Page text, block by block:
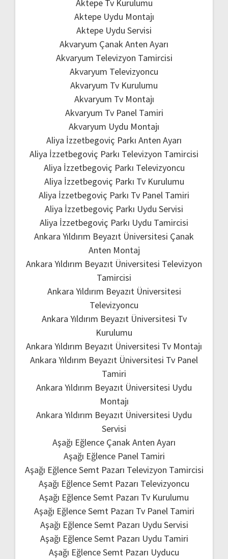
Aktepe Tv Kurulumu
Aktepe Uydu Montajı
Aktepe Uydu Servisi
Akvaryum Çanak Anten Ayarı
Akvaryum Televizyon Tamircisi
Akvaryum Televizyoncu
Akvaryum Tv Kurulumu
Akvaryum Tv Montajı
Akvaryum Tv Panel Tamiri
Akvaryum Uydu Montajı
Aliya İzzetbegoviç Parkı Anten Ayarı
Aliya İzzetbegoviç Parkı Televizyon Tamircisi
Aliya İzzetbegoviç Parkı Televizyoncu
Aliya İzzetbegoviç Parkı Tv Kurulumu
Aliya İzzetbegoviç Parkı Tv Panel Tamiri
Aliya İzzetbegoviç Parkı Uydu Servisi
Aliya İzzetbegoviç Parkı Uydu Tamircisi
Ankara Yıldırım Beyazıt Üniversitesi Çanak
Anten Montaj
Ankara Yıldırım Beyazıt Üniversitesi Televizyon
Tamircisi
Ankara Yıldırım Beyazıt Üniversitesi
Televizyoncu
Ankara Yıldırım Beyazıt Üniversitesi Tv
Kurulumu
Ankara Yıldırım Beyazıt Üniversitesi Tv Montajı
Ankara Yıldırım Beyazıt Üniversitesi Tv Panel
Tamiri
Ankara Yıldırım Beyazıt Üniversitesi Uydu
Montajı
Ankara Yıldırım Beyazıt Üniversitesi Uydu
Servisi
Aşağı Eğlence Çanak Anten Ayarı
Aşağı Eğlence Panel Tamiri
Aşağı Eğlence Semt Pazarı Televizyon Tamircisi
Aşağı Eğlence Semt Pazarı Televizyoncu
Aşağı Eğlence Semt Pazarı Tv Kurulumu
Aşağı Eğlence Semt Pazarı Tv Panel Tamiri
Aşağı Eğlence Semt Pazarı Uydu Servisi
Aşağı Eğlence Semt Pazarı Uydu Tamiri
Aşağı Eğlence Semt Pazarı Uyducu